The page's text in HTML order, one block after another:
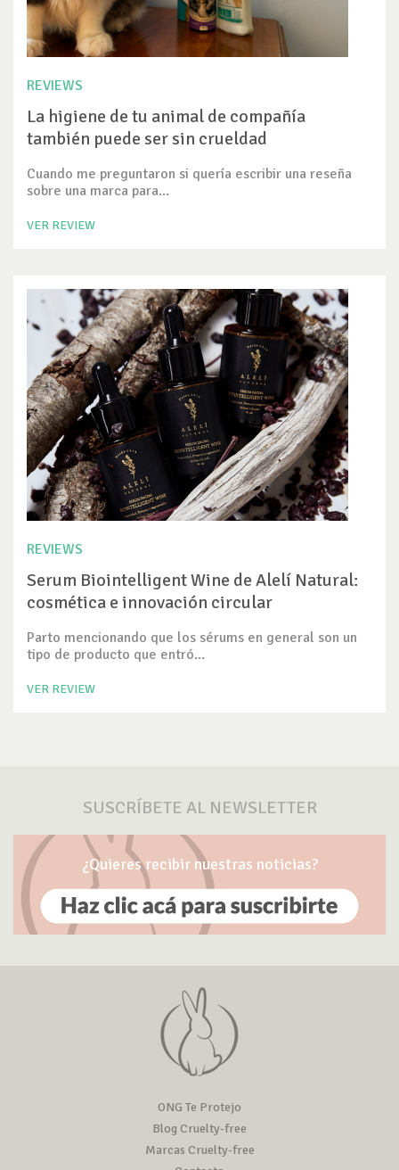
REVIEWS
La higiene de tu animal de compañía
también puede ser sin crueldad
Cuando me preguntaron si quería escribir una reseña
sobre una marca para...
VER REVIEW
REVIEWS
Serum Biointelligent Wine de Alelí Natural:
cosmética e innovación circular
Parto mencionando que los sérums en general son un
tipo de producto que entró...
VER REVIEW
SUSCRÍBETE AL NEWSLETTER
¿Quieres recibir nuestras noticias?
ONG Te Protejo
Blog Cruelty-free
Marcas Cruelty-free